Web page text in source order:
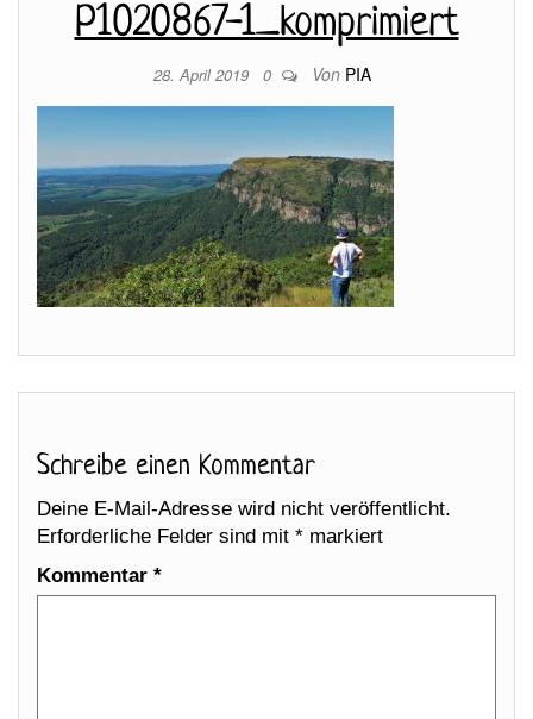
P1020867-1_komprimiert
28. April 2019 0 Von PIA
Schreibe einen Kommentar
Deine E-Mail-Adresse wird nicht veröffentlicht.
Erforderliche Felder sind mit * markiert
Kommentar *